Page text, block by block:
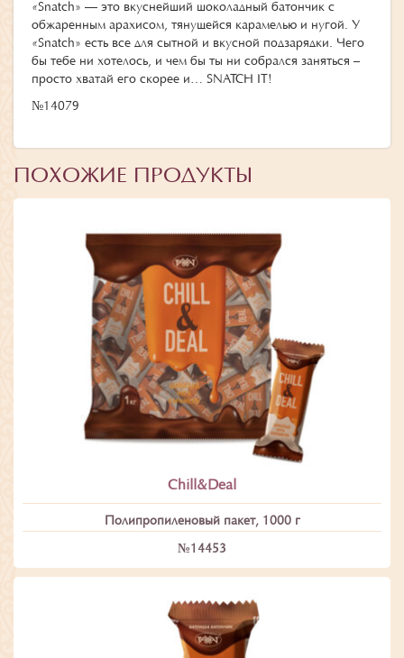
«Snatch» — это вкуснейший шоколадный батончик с
обжаренным арахисом, тянущейся карамелью и нугой. У
«Snatch» есть все для сытной и вкусной подзарядки. Чего
бы тебе ни хотелось, и чем бы ты ни собрался заняться –
просто хватай его скорее и… SNATCH IT!
№14079
ПОХОЖИЕ ПРОДУКТЫ
Chill&Deal
Полипропиленовый пакет, 1000 г
№14453